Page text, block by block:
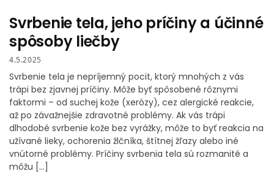
Svrbenie tela, jeho príčiny a účinné
spôsoby liečby
4.5.2025
Svrbenie tela je nepríjemný pocit, ktorý mnohých z vás
trápi bez zjavnej príčiny. Môže byť spôsobené rôznymi
faktormi – od suchej kože (xerózy), cez alergické reakcie,
až po závažnejšie zdravotné problémy. Ak vás trápi
dlhodobé svrbenie kože bez vyrážky, môže to byť reakcia na
užívané lieky, ochorenia žlčníka, štítnej žľazy alebo iné
vnútorné problémy. Príčiny svrbenia tela sú rozmanité a
môžu […]